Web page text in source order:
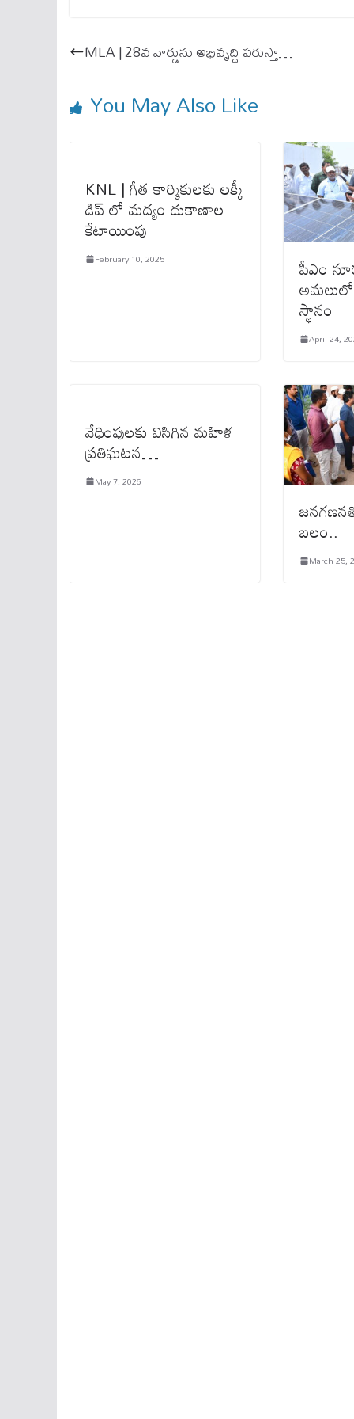
ok A
pp
MLA | 28వ వార్డును అభివృద్ధి ప‌రుస్తా…
You May Also Like
KNL | గీత కార్మికులకు లక్కీ
డిప్ లో మద్యం దుకాణాల
కేటాయింపు
February 10, 2025 పీఎం
అమలులో
స్థానం
April 24,
వేధింపులకు విసిగిన మహిళ
ప్రతిఘటన…
May 7, 2026
బలం..
March 25,